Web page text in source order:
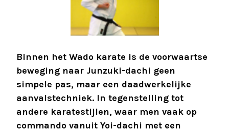
Binnen het Wado karate is de voorwaartse
beweging naar Junzuki-dachi geen
simpele pas, maar een daadwerkelijke
aanvalstechniek. In tegenstelling tot
andere karatestijlen, waar men vaak op
commando vanuit Yoi-dachi met een